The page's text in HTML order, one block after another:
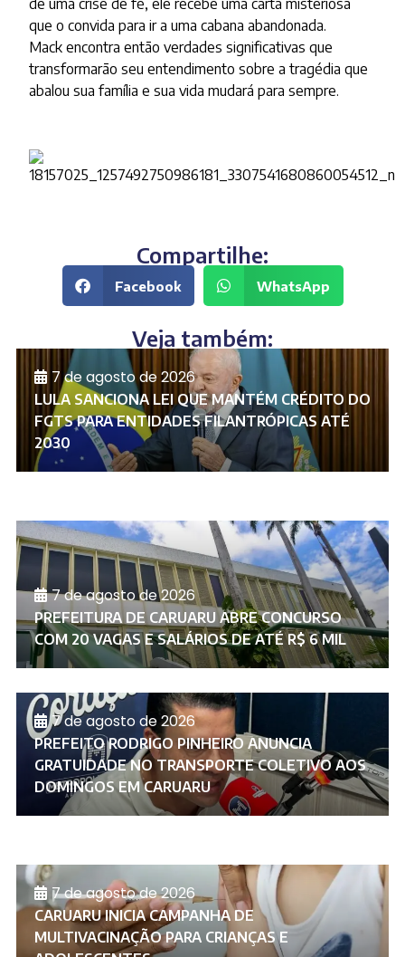
de uma crise de fé, ele recebe uma carta misteriosa
que o convida para ir a uma cabana abandonada.
Mack encontra então verdades significativas que
transformarão seu entendimento sobre a tragédia que
abalou sua família e sua vida mudará para sempre.
Compartilhe:
Facebook WhatsApp
Veja também:
7 de agosto de 2026
LULA SANCIONA LEI QUE MANTÉM CRÉDITO DO
FGTS PARA ENTIDADES FILANTRÓPICAS ATÉ
2030
7 de agosto de 2026
PREFEITURA DE CARUARU ABRE CONCURSO
COM 20 VAGAS E SALÁRIOS DE ATÉ R$ 6 MIL
7 de agosto de 2026
PREFEITO RODRIGO PINHEIRO ANUNCIA
GRATUIDADE NO TRANSPORTE COLETIVO AOS
DOMINGOS EM CARUARU
7 de agosto de 2026
CARUARU INICIA CAMPANHA DE
MULTIVACINAÇÃO PARA CRIANÇAS E